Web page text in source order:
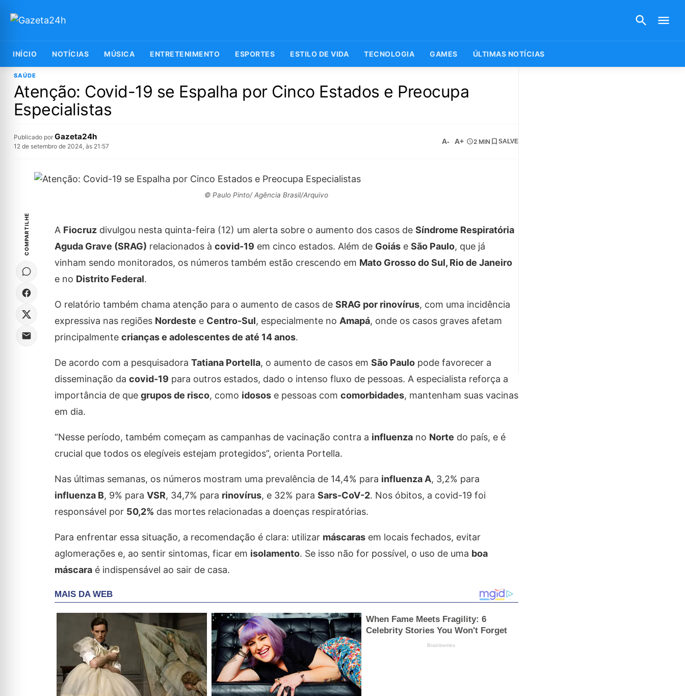
INÍCIO NOTÍCIAS MÚSICA ENTRETENIMENTO ESPORTES ESTILO DE VIDA TECNOLOGIA GAMES ÚLTIMAS NOTÍCIAS
SAÚDE
Atenção: Covid-19 se Espalha por Cinco Estados e Preocupa
Especialistas
Publicado por Gazeta24h
12 de setembro de 2024, às 21:57
A- A+ 2 MIN SALVE
© Paulo Pinto/ Agência Brasil/Arquivo
COMPARTILHE A Fiocruzdivulgou nesta quinta-feira (12) um alerta sobre o aumento dos casos de Síndrome Respiratória
Aguda Grave (SRAG) relacionados à covid-19 em cinco estados. Além de Goiáse São Paulo, que já
vinham sendo monitorados, os números também estão crescendo em Mato Grosso do Sul, Rio de Janeiro
e no Distrito Federal.
O relatório também chama atenção para o aumento de casos de SRAG por rinovírus, com uma incidência
expressiva nas regiões Nordeste e Centro-Sul, especialmente no Amapá, onde os casos graves afetam
principalmente crianças e adolescentes de até 14 anos.
De acordo com a pesquisadora Tatiana Portella, o aumento de casos em São Paulopode favorecer a
disseminação da covid-19 para outros estados, dado o intenso fluxo de pessoas. A especialista reforça a
importância de que grupos de risco, como idosose pessoas com comorbidades, mantenham suas vacinas
em dia.
“Nesse período, também começam as campanhas de vacinação contra a influenzano Norte do país, e é
crucial que todos os elegíveis estejam protegidos”, orienta Portella.
Nas últimas semanas, os números mostram uma prevalência de 14,4% para influenza A, 3,2% para
influenza B, 9% para VSR, 34,7% para rinovírus, e 32% para Sars-CoV-2. Nos óbitos, a covid-19 foi
responsável por 50,2% das mortes relacionadas a doenças respiratórias.
Para enfrentar essa situação, a recomendação é clara: utilizar máscarasem locais fechados, evitar
aglomerações e, ao sentir sintomas, ficar em isolamento. Se isso não for possível, o uso de uma boa
máscaraé indispensável ao sair de casa.